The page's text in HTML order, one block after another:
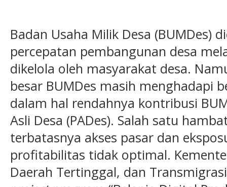
Badan Usaha Milik Desa (BUMDes)
percepatan pembangunan desa
dikelola oleh masyarakat desa.
besar BUMDes masih menghadapi
dalam hal rendahnya kontribusi
Asli Desa (PADes). Salah satu
terbatasnya akses pasar dan
profitabilitas tidak optimal.
Daerah Tertinggal, dan